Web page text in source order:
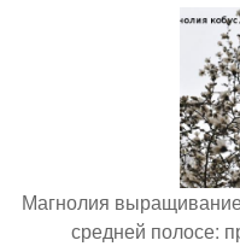
Магнолия
средней полосе: